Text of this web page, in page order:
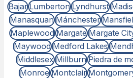
Bajar Lumberton Lyndhurst
Manasquan Mánchester
Maplewood Margate Margate
Maywood Medford Lakes
Middlesex Millburn Piedra de
Monroe Montclair